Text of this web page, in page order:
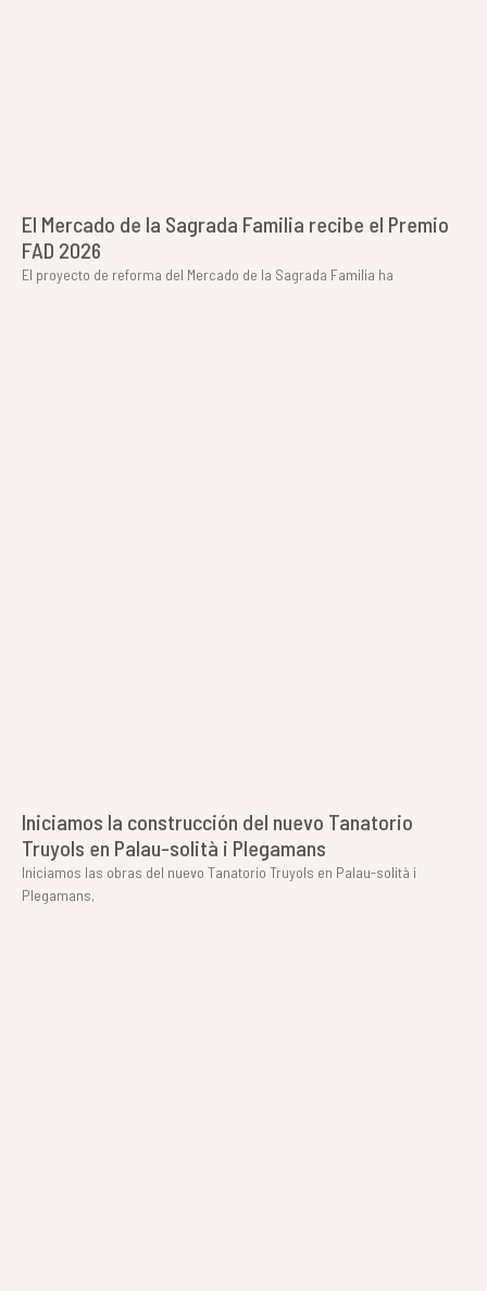
El Mercado de la Sagrada Familia recibe el Premio
FAD 2026
El proyecto de reforma del Mercado de la Sagrada Familia ha
Iniciamos la construcción del nuevo Tanatorio
Truyols en Palau-solità i Plegamans
Iniciamos las obras del nuevo Tanatorio Truyols en Palau-solità i
Plegamans,